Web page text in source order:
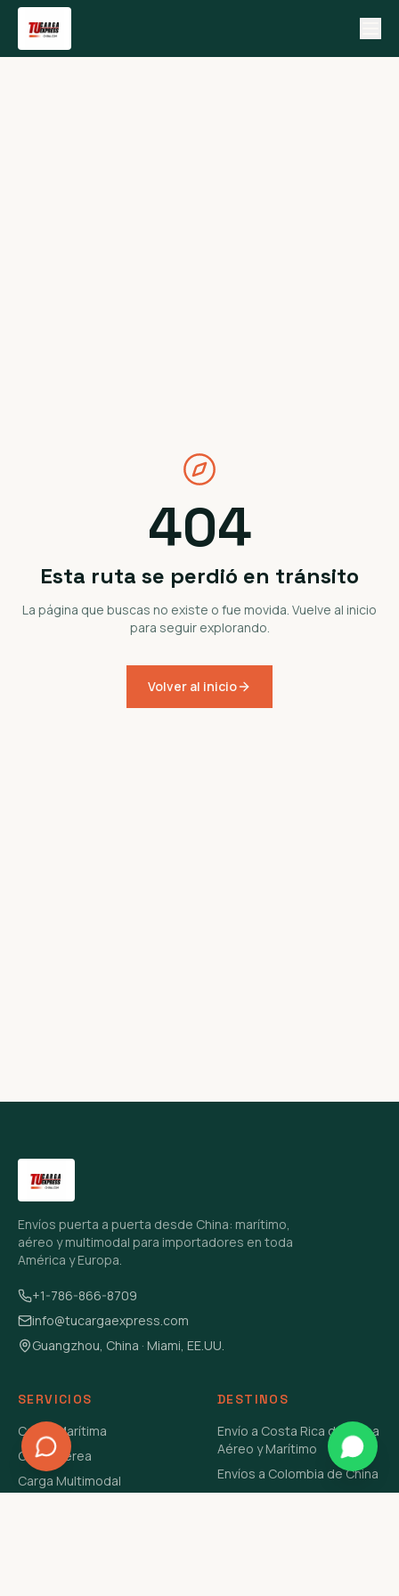
404
Esta ruta se perdió en tránsito
La página que buscas no existe o fue movida. Vuelve al inicio
para seguir explorando.
Volver al inicio
Envíos puerta a puerta desde China: marítimo,
aéreo y multimodal para importadores en toda
América y Europa.
+1-786-866-8709
info@tucargaexpress.com
Guangzhou, China · Miami, EE.UU.
SERVICIOS
Carga Marítima
Carga Aérea
Carga Multimodal
DESTINOS
Envío a Costa Rica de China
Aéreo y Marítimo
Envíos a Colombia de China